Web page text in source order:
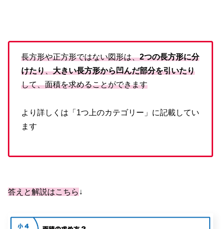
長方形や正方形ではない図形は、2つの長方形に分
けたり、大きい長方形から凹んだ部分を引いたり
して、面積を求めることができます
より詳しくは「1つ上のカテゴリー」に記載してい
ます
答えと解説はこちら ↓